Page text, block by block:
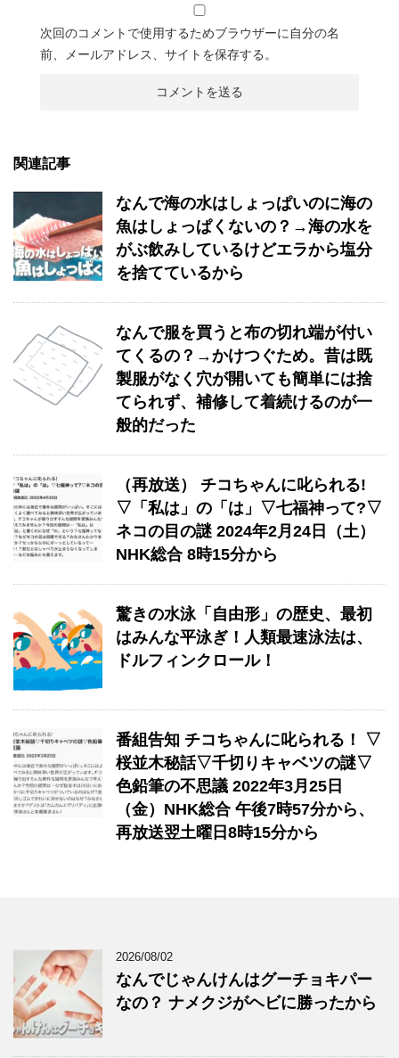
次回のコメントで使用するためブラウザーに自分の名
前、メールアドレス、サイトを保存する。
関連記事
なんで海の水はしょっぱいのに海の
魚はしょっぱくないの？→海の水を
がぶ飲みしているけどエラから塩分
を捨てているから
なんで服を買うと布の切れ端が付い
てくるの？→かけつぐため。昔は既
製服がなく穴が開いても簡単には捨
てられず、補修して着続けるのが一
般的だった
（再放送） チコちゃんに叱られる!
▽「私は」の「は」▽七福神って?▽
ネコの目の謎 2024年2月24日（土）
NHK総合 8時15分から
驚きの水泳「自由形」の歴史、最初
はみんな平泳ぎ！人類最速泳法は、
ドルフィンクロール！
番組告知 チコちゃんに叱られる！ ▽
桜並木秘話▽千切りキャベツの謎▽
色鉛筆の不思議 2022年3月25日
（金）NHK総合 午後7時57分から、
再放送翌土曜日8時15分から
2026/08/02
なんでじゃんけんはグーチョキパー
なの？ ナメクジがヘビに勝ったから